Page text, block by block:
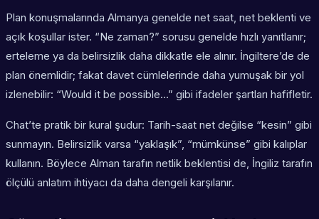
Plan konuşmalarında Almanya genelde net saat, net beklenti ve
açık koşullar ister. “Ne zaman?” sorusu genelde hızlı yanıtlanır;
erteleme ya da belirsizlik daha dikkatle ele alınır. İngiltere’de de
plan önemlidir; fakat davet cümlelerinde daha yumuşak bir yol
izlenebilir: “Would it be possible…” gibi ifadeler şartları hafifletir.
Chat’te pratik bir kural şudur: Tarih-saat net değilse “kesin” gibi
sunmayın. Belirsizlik varsa “yaklaşık”, “mümkünse” gibi kalıplar
kullanın. Böylece Alman tarafın netlik beklentisi de, İngiliz tarafın
ölçülü anlatım ihtiyacı da daha dengeli karşılanır.